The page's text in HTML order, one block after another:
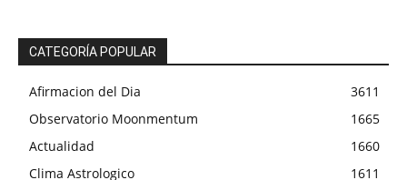
CATEGORÍA POPULAR
Afirmacion del Dia
3611
Observatorio Moonmentum
1665
Actualidad
1660
Clima Astrologico
1611